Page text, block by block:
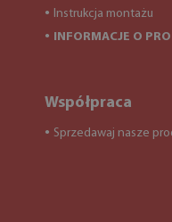
● Instrukcja montażu
● INFORMACJE O
Współpraca
● Sprzedawaj nasze